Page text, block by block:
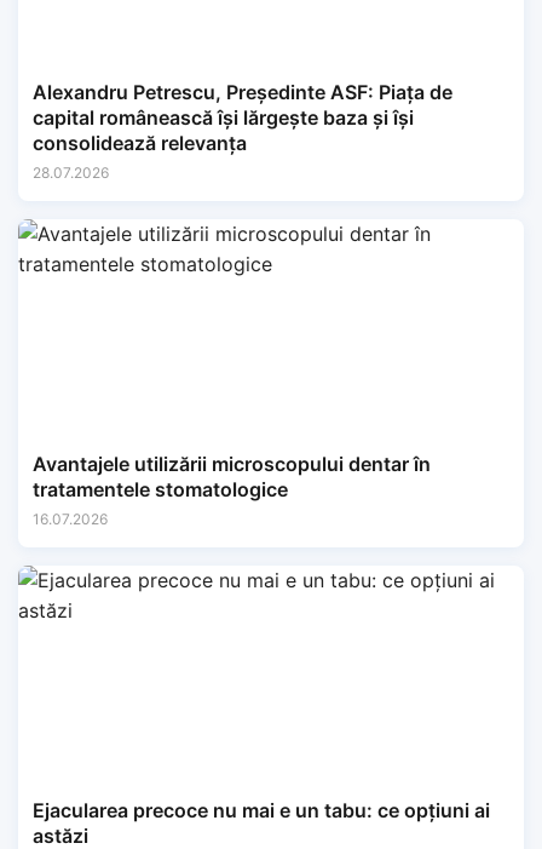
Alexandru Petrescu, Președinte ASF: Piața de
capital românească își lărgește baza și își
consolidează relevanța
28.07.2026
Avantajele utilizării microscopului dentar în
tratamentele stomatologice
16.07.2026
Ejacularea precoce nu mai e un tabu: ce opțiuni ai
astăzi